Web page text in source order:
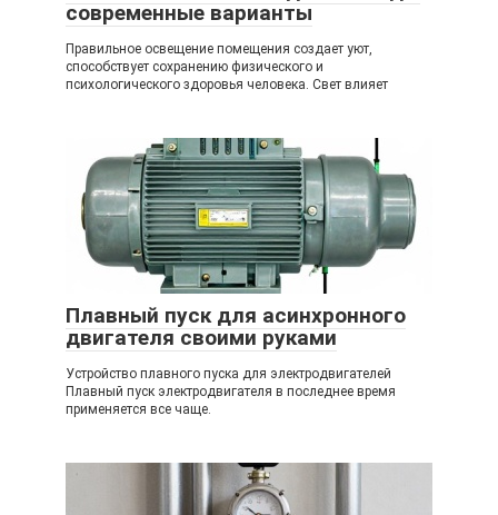
современные варианты
Правильное освещение помещения создает уют,
способствует сохранению физического и
психологического здоровья человека. Свет влияет
Плавный пуск для асинхронного
двигателя своими руками
Устройство плавного пуска для электродвигателей
Плавный пуск электродвигателя в последнее время
применяется все чаще.